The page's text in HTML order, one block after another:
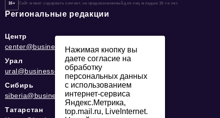
16+ Сайт может содержать контент, не предназначенный для лиц младше 16-ти лет.
Региональные редакции
Центр
center@business-magazine.online
Урал
ural@business-magazine.online
Сибирь
siberia@business-magazine.online
Татарстан
Нажимая кнопку вы
даете согласие на
обработку
персональных данных
с использованием
интернет-сервиса
Яндекс.Метрика,
top.mail.ru, LiveInternet.